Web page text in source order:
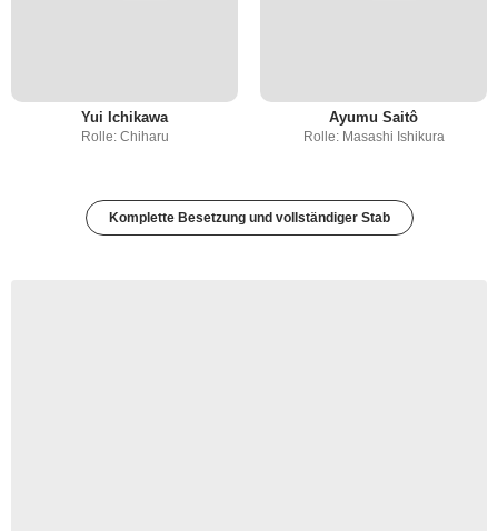
Yui Ichikawa
Rolle: Chiharu
Ayumu Saitô
Rolle: Masashi Ishikura
Komplette Besetzung und vollständiger Stab